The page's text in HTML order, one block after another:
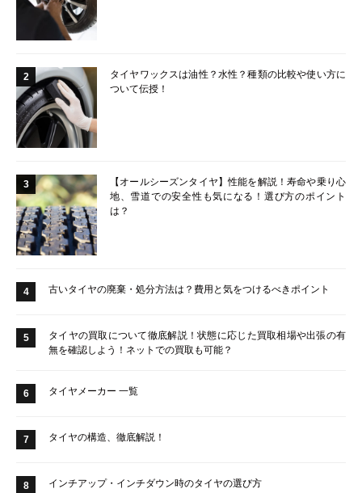
2
タイヤワックスは油性？水性？種類の比較や使い方に
ついて伝授！
3
【オールシーズンタイヤ】性能を解説！寿命や乗り心
地、雪道での安全性も気になる！選び方のポイント
は？
4 古いタイヤの廃棄・処分方法は？費用と気をつけるべきポイント
5
タイヤの買取について徹底解説！状態に応じた買取相場や出張の有
無を確認しよう！ネットでの買取も可能？
6 タイヤメーカー 一覧
7 タイヤの構造、徹底解説！
8 インチアップ・インチダウン時のタイヤの選び方